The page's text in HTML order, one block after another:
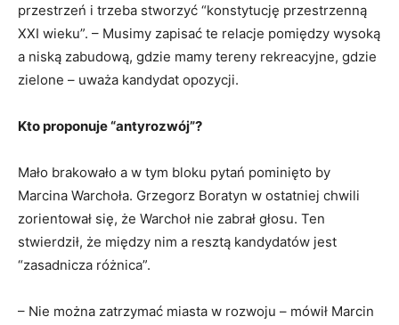
przestrzeń i trzeba stworzyć “konstytucję przestrzenną
XXI wieku”. – Musimy zapisać te relacje pomiędzy wysoką
a niską zabudową, gdzie mamy tereny rekreacyjne, gdzie
zielone – uważa kandydat opozycji.
Kto proponuje “antyrozwój”?
Mało brakowało a w tym bloku pytań pominięto by
Marcina Warchoła. Grzegorz Boratyn w ostatniej chwili
zorientował się, że Warchoł nie zabrał głosu. Ten
stwierdził, że między nim a resztą kandydatów jest
“zasadnicza różnica”.
– Nie można zatrzymać miasta w rozwoju – mówił Marcin